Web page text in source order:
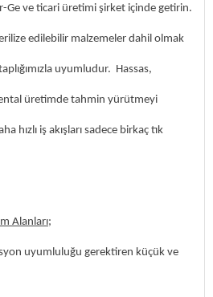
Ge ve ticari üretimi şirket içinde getirin.
edilebilir malzemeler dahil olmak
uyumludur. Hassas,
üretimde tahmin yürütmeyi
hızlı iş akışları sadece birkaç tık
Alanları;
uyumluluğu gerektiren küçük ve